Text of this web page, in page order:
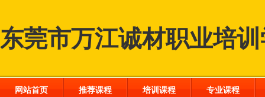
东莞市万江诚材职业培
网站首页 推荐课程 培训课程 专业课程